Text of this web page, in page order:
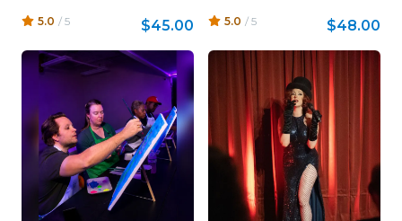
5.0 / 5 $45.00 5.0 / 5 $48.00